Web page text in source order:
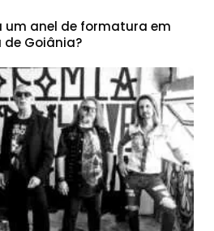
um anel de formatura em
de Goiânia?